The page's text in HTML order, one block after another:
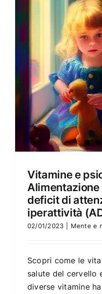
Amore e amare
Cucinare in modo
Verde e Sostenibilità
Articoli
Ciao sono Virginia
Contattami
Vitamine e
deficit di
iperattività
02/01/2023 Mente e
Scopri come le
salute del cervello
diverse vitamine